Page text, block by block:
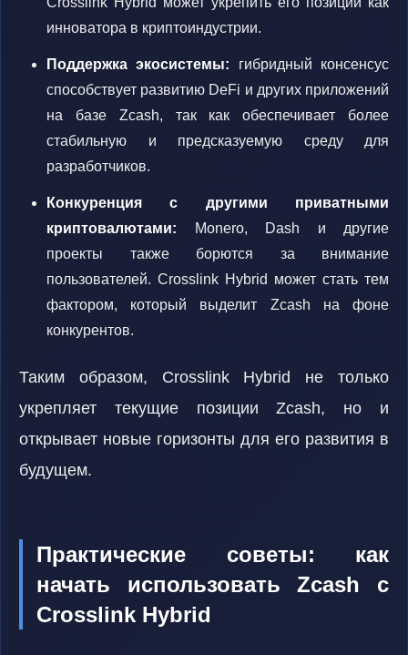
инноватора в криптоиндустрии.
Поддержка экосистемы: гибридный консенсус
способствует развитию DeFi и других приложений
на базе Zcash, так как обеспечивает более
стабильную и предсказуемую среду для
разработчиков.
Конкуренция с другими приватными
криптовалютами: Monero, Dash и другие
проекты также борются за внимание
пользователей. Crosslink Hybrid может стать тем
фактором, который выделит Zcash на фоне
конкурентов.
Таким образом, Crosslink Hybrid не только
укрепляет текущие позиции Zcash, но и
открывает новые горизонты для его развития в
будущем.
Практические советы: как
начать использовать Zcash с
Crosslink Hybrid